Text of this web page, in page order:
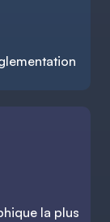
la plus